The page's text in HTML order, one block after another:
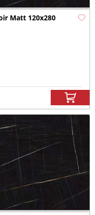
Matt 120x280